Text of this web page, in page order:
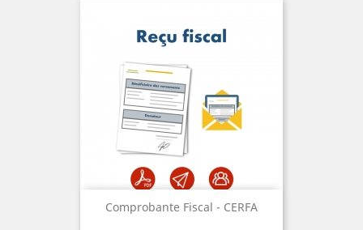
Comprobante Fiscal - CERFA